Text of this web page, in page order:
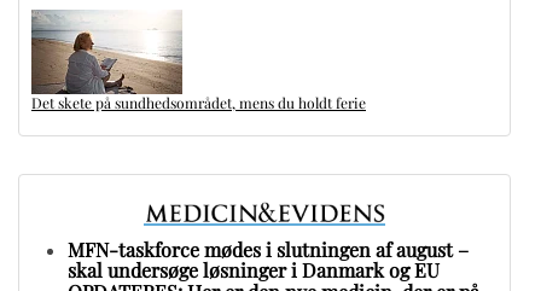
Det skete på sundhedsområdet, mens du holdt ferie
MFN-taskforce mødes i slutningen af august –
skal undersøge løsninger i Danmark og EU